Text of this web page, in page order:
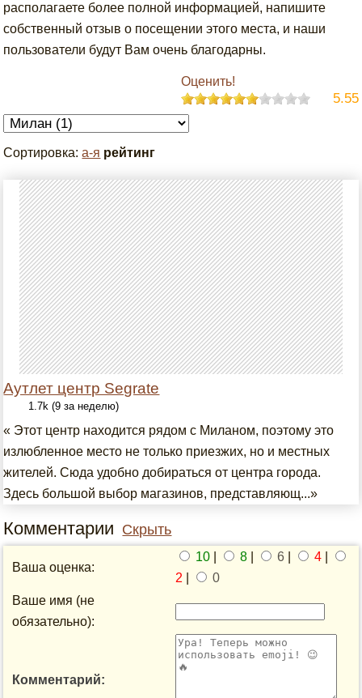
располагаете более полной информацией, напишите
собственный отзыв о посещении этого места, и наши
пользователи будут Вам очень благодарны.
Оценить!
5.55
Сортировка:а-я рейтинг
Аутлет центр Segrate
1.7k (9 за неделю)
« Этот центр находится рядом с Миланом, поэтому это
излюбленное место не только приезжих, но и местных
жителей. Сюда удобно добираться от центра города.
Здесь большой выбор магазинов, представляющ...»
Комментарии Скрыть
Ваша оценка:
10 8 6 4
2
0
Ваше имя (не
обязательно):
Комментарий: